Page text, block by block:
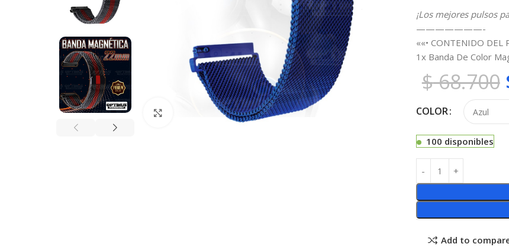
Click to enlarge
¡Los mejores pulsos
———————-
««• CONTENIDO DEL
1x Banda De Color
$68.700
COLOR
100 disponibles
Add to